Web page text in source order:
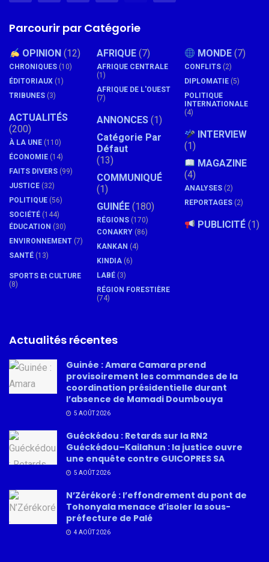
Parcourir par Catégorie
OPINION (12)
CHRONIQUES (10)
ÉDITORIAUX (1)
TRIBUNES (3)
ACTUALITÉS
(200)
À LA UNE (110)
ÉCONOMIE (14)
FAITS DIVERS (99)
JUSTICE (32)
POLITIQUE (56)
SOCIÉTÉ (144)
ÉDUCATION (30)
ENVIRONNEMENT (7)
SANTÉ (13)
SPORTS Et CULTURE
(8)
AFRIQUE (7)
AFRIQUE CENTRALE
(1)
AFRIQUE DE L'OUEST
(7)
ANNONCES (1)
Catégorie Par
Défaut
(13)
COMMUNIQUÉ
(1)
GUINÉE (180)
RÉGIONS (170)
CONAKRY (86)
KANKAN (4)
KINDIA (6)
LABÉ (3)
RÉGION FORESTIÈRE
(74)
MONDE (7)
CONFLITS (2)
DIPLOMATIE (5)
POLITIQUE
INTERNATIONALE
(4)
INTERVIEW
(1)
MAGAZINE
(4)
ANALYSES (2)
REPORTAGES (2)
PUBLICITÉ (1)
Actualités récentes
Guinée : Amara Camara prend
provisoirement les commandes de la
coordination présidentielle durant
l’absence de Mamadi Doumbouya
5 AOÛT 2026
Guéckédou : Retards sur la RN2
Guéckédou–Kailahun : la justice ouvre
une enquête contre GUICOPRES SA
5 AOÛT 2026
N’Zérékoré : l’effondrement du pont de
Tohonyala menace d’isoler la sous-
préfecture de Palé
4 AOÛT 2026